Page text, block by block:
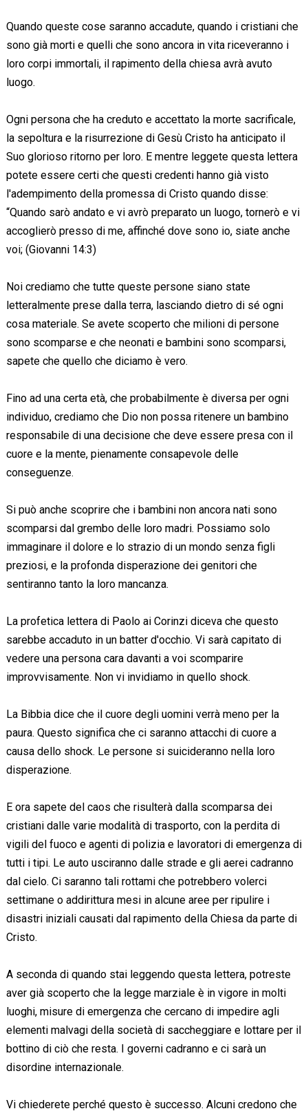
Quando queste cose saranno accadute, quando i cristiani che
sono già morti e quelli che sono ancora in vita riceveranno i
loro corpi immortali, il rapimento della chiesa avrà avuto
luogo.
Ogni persona che ha creduto e accettato la morte sacrificale,
la sepoltura e la risurrezione di Gesù Cristo ha anticipato il
Suo glorioso ritorno per loro. E mentre leggete questa lettera
potete essere certi che questi credenti hanno già visto
l'adempimento della promessa di Cristo quando disse:
“Quando sarò andato e vi avrò preparato un luogo, tornerò e vi
accoglierò presso di me, affinché dove sono io, siate anche
voi; (Giovanni 14:3)
Noi crediamo che tutte queste persone siano state
letteralmente prese dalla terra, lasciando dietro di sé ogni
cosa materiale. Se avete scoperto che milioni di persone
sono scomparse e che neonati e bambini sono scomparsi,
sapete che quello che diciamo è vero.
Fino ad una certa età, che probabilmente è diversa per ogni
individuo, crediamo che Dio non possa ritenere un bambino
responsabile di una decisione che deve essere presa con il
cuore e la mente, pienamente consapevole delle
conseguenze.
Si può anche scoprire che i bambini non ancora nati sono
scomparsi dal grembo delle loro madri. Possiamo solo
immaginare il dolore e lo strazio di un mondo senza figli
preziosi, e la profonda disperazione dei genitori che
sentiranno tanto la loro mancanza.
La profetica lettera di Paolo ai Corinzi diceva che questo
sarebbe accaduto in un batter d'occhio. Vi sarà capitato di
vedere una persona cara davanti a voi scomparire
improvvisamente. Non vi invidiamo in quello shock.
La Bibbia dice che il cuore degli uomini verrà meno per la
paura. Questo significa che ci saranno attacchi di cuore a
causa dello shock. Le persone si suicideranno nella loro
disperazione.
E ora sapete del caos che risulterà dalla scomparsa dei
cristiani dalle varie modalità di trasporto, con la perdita di
vigili del fuoco e agenti di polizia e lavoratori di emergenza di
tutti i tipi. Le auto usciranno dalle strade e gli aerei cadranno
dal cielo. Ci saranno tali rottami che potrebbero volerci
settimane o addirittura mesi in alcune aree per ripulire i
disastri iniziali causati dal rapimento della Chiesa da parte di
Cristo.
A seconda di quando stai leggendo questa lettera, potreste
aver già scoperto che la legge marziale è in vigore in molti
luoghi, misure di emergenza che cercano di impedire agli
elementi malvagi della società di saccheggiare e lottare per il
bottino di ciò che resta. I governi cadranno e ci sarà un
disordine internazionale.
Vi chiederete perché questo è successo. Alcuni credono che